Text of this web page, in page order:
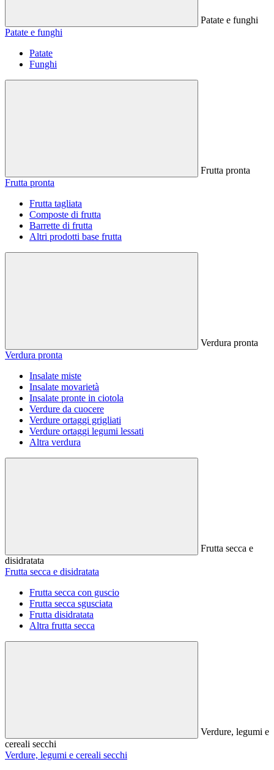
Patate e funghi
Patate e funghi
Patate
Funghi
Frutta pronta
Frutta pronta
Frutta tagliata
Composte di frutta
Barrette di frutta
Altri prodotti base frutta
Verdura pronta
Verdura pronta
Insalate miste
Insalate movarietà
Insalate pronte in ciotola
Verdure da cuocere
Verdure ortaggi grigliati
Verdure ortaggi legumi lessati
Altra verdura
Frutta secca e
disidratata
Frutta secca e disidratata
Frutta secca con guscio
Frutta secca sgusciata
Frutta disidratata
Altra frutta secca
Verdure, legumi e
cereali secchi
Verdure, legumi e cereali secchi